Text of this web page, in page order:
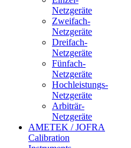
Netzgeräte
Zweifach-
Netzgeräte
Dreifach-
Netzgeräte
Fünfach-
Netzgeräte
Hochleistungs-
Netzgeräte
Arbiträr-
Netzgeräte
AMETEK / JOFRA
Calibration